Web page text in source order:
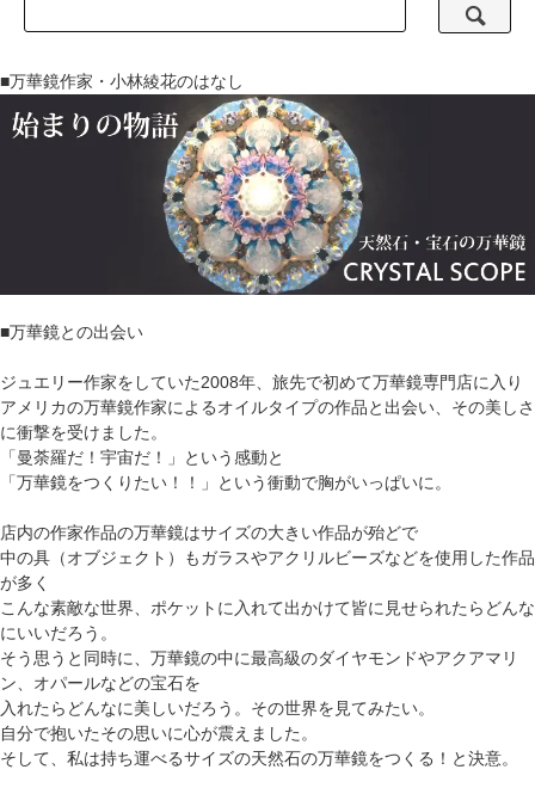
■万華鏡作家・小林綾花のはなし
■万華鏡との出会い
ジュエリー作家をしていた2008年、旅先で初めて万華鏡専門店に入り
アメリカの万華鏡作家によるオイルタイプの作品と出会い、その美しさ
に衝撃を受けました。
「曼荼羅だ！宇宙だ！」という感動と
「万華鏡をつくりたい！！」という衝動で胸がいっぱいに。
店内の作家作品の万華鏡はサイズの大きい作品が殆どで
中の具（オブジェクト）もガラスやアクリルビーズなどを使用した作品
が多く
こんな素敵な世界、ポケットに入れて出かけて皆に見せられたらどんな
にいいだろう。
そう思うと同時に、万華鏡の中に最高級のダイヤモンドやアクアマリ
ン、オパールなどの宝石を
入れたらどんなに美しいだろう。その世界を見てみたい。
自分で抱いたその思いに心が震えました。
そして、私は持ち運べるサイズの天然石の万華鏡をつくる！と決意。